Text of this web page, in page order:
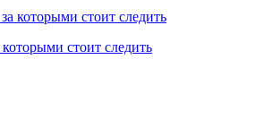
стоит следить